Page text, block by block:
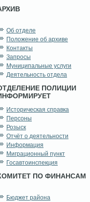
Об отделе
Положение об архиве
Контакты
Запросы
Муниципальные услуги
Деятельность отдела
ПОЛИЦИИ
Историческая справка
Персоны
Розыск
Отчёт о деятельности
Информация
Миграционный пункт
Госавтоинспекция
ПО ФИНАНСАМ
Бюджет района